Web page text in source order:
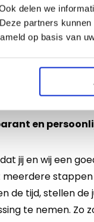
delen we
partners
op basis van
Wet DBA en
een relevante
veld
(of bereid deze
en
jij en wij een
meerdere stappen
de tijd, stellen de
te nemen. Zo